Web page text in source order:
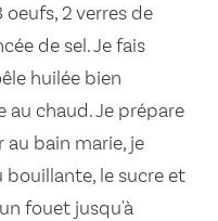
oeufs, 2 verres de
de sel. Je fais
huilée bien
au chaud. Je prépare
au bain marie, je
bouillante, le sucre et
fouet jusqu'à